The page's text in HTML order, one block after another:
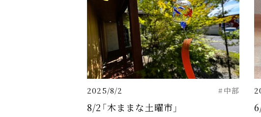
2025/8/2 #中部
8/2「木ままな土曜市」